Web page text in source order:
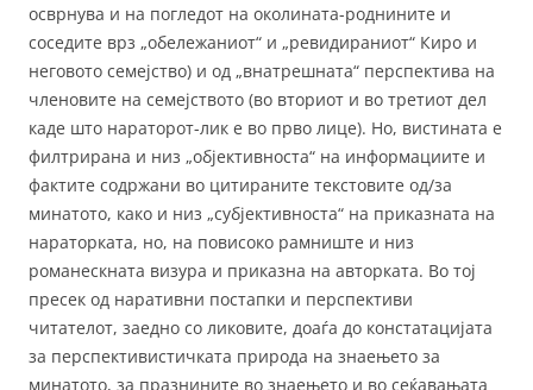
осврнува и на погледот на околината-роднините и
соседите врз „обележаниот“ и „ревидираниот“ Киро и
неговото семејство) и од „внатрешната“ перспектива на
членовите на семејството (во вториот и во третиот дел
каде што нараторот-лик е во прво лице). Но, вистината е
филтрирана и низ „објективноста“ на информациите и
фактите содржани во цитираните текстовите од/за
минатото, како и низ „субјективноста“ на приказната на
нараторката, но, на повисоко рамниште и низ
романескната визура и приказна на авторката. Во тој
пресек од наративни постапки и перспективи
читателот, заедно со ликовите, доаѓа до констатацијата
за перспективистичката природа на знаењето за
минатото, за празнините во знаењето и во сеќавањата